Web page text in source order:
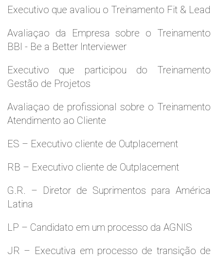
Executivo que avaliou o Treinamento Fit & Lead
Avaliaçao da Empresa sobre o Treinamento
BBI - Be a Better Interviewer
Executivo que participou do Treinamento
Gestão de Projetos
Avaliaçao de profissional sobre o Treinamento
Atendimento ao Cliente
ES – Executivo cliente de Outplacement
RB – Executivo cliente de Outplacement
G.R. – Diretor de Suprimentos para América
Latina
LP – Candidato em um processo da AGNIS
JR – Executiva em processo de transição de